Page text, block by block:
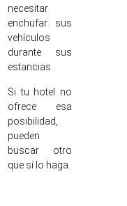
necesitar
enchufar sus
vehículos
durante sus
estancias.
Si tu hotel no
ofrece esa
posibilidad,
pueden
buscar otro
que sí lo haga.